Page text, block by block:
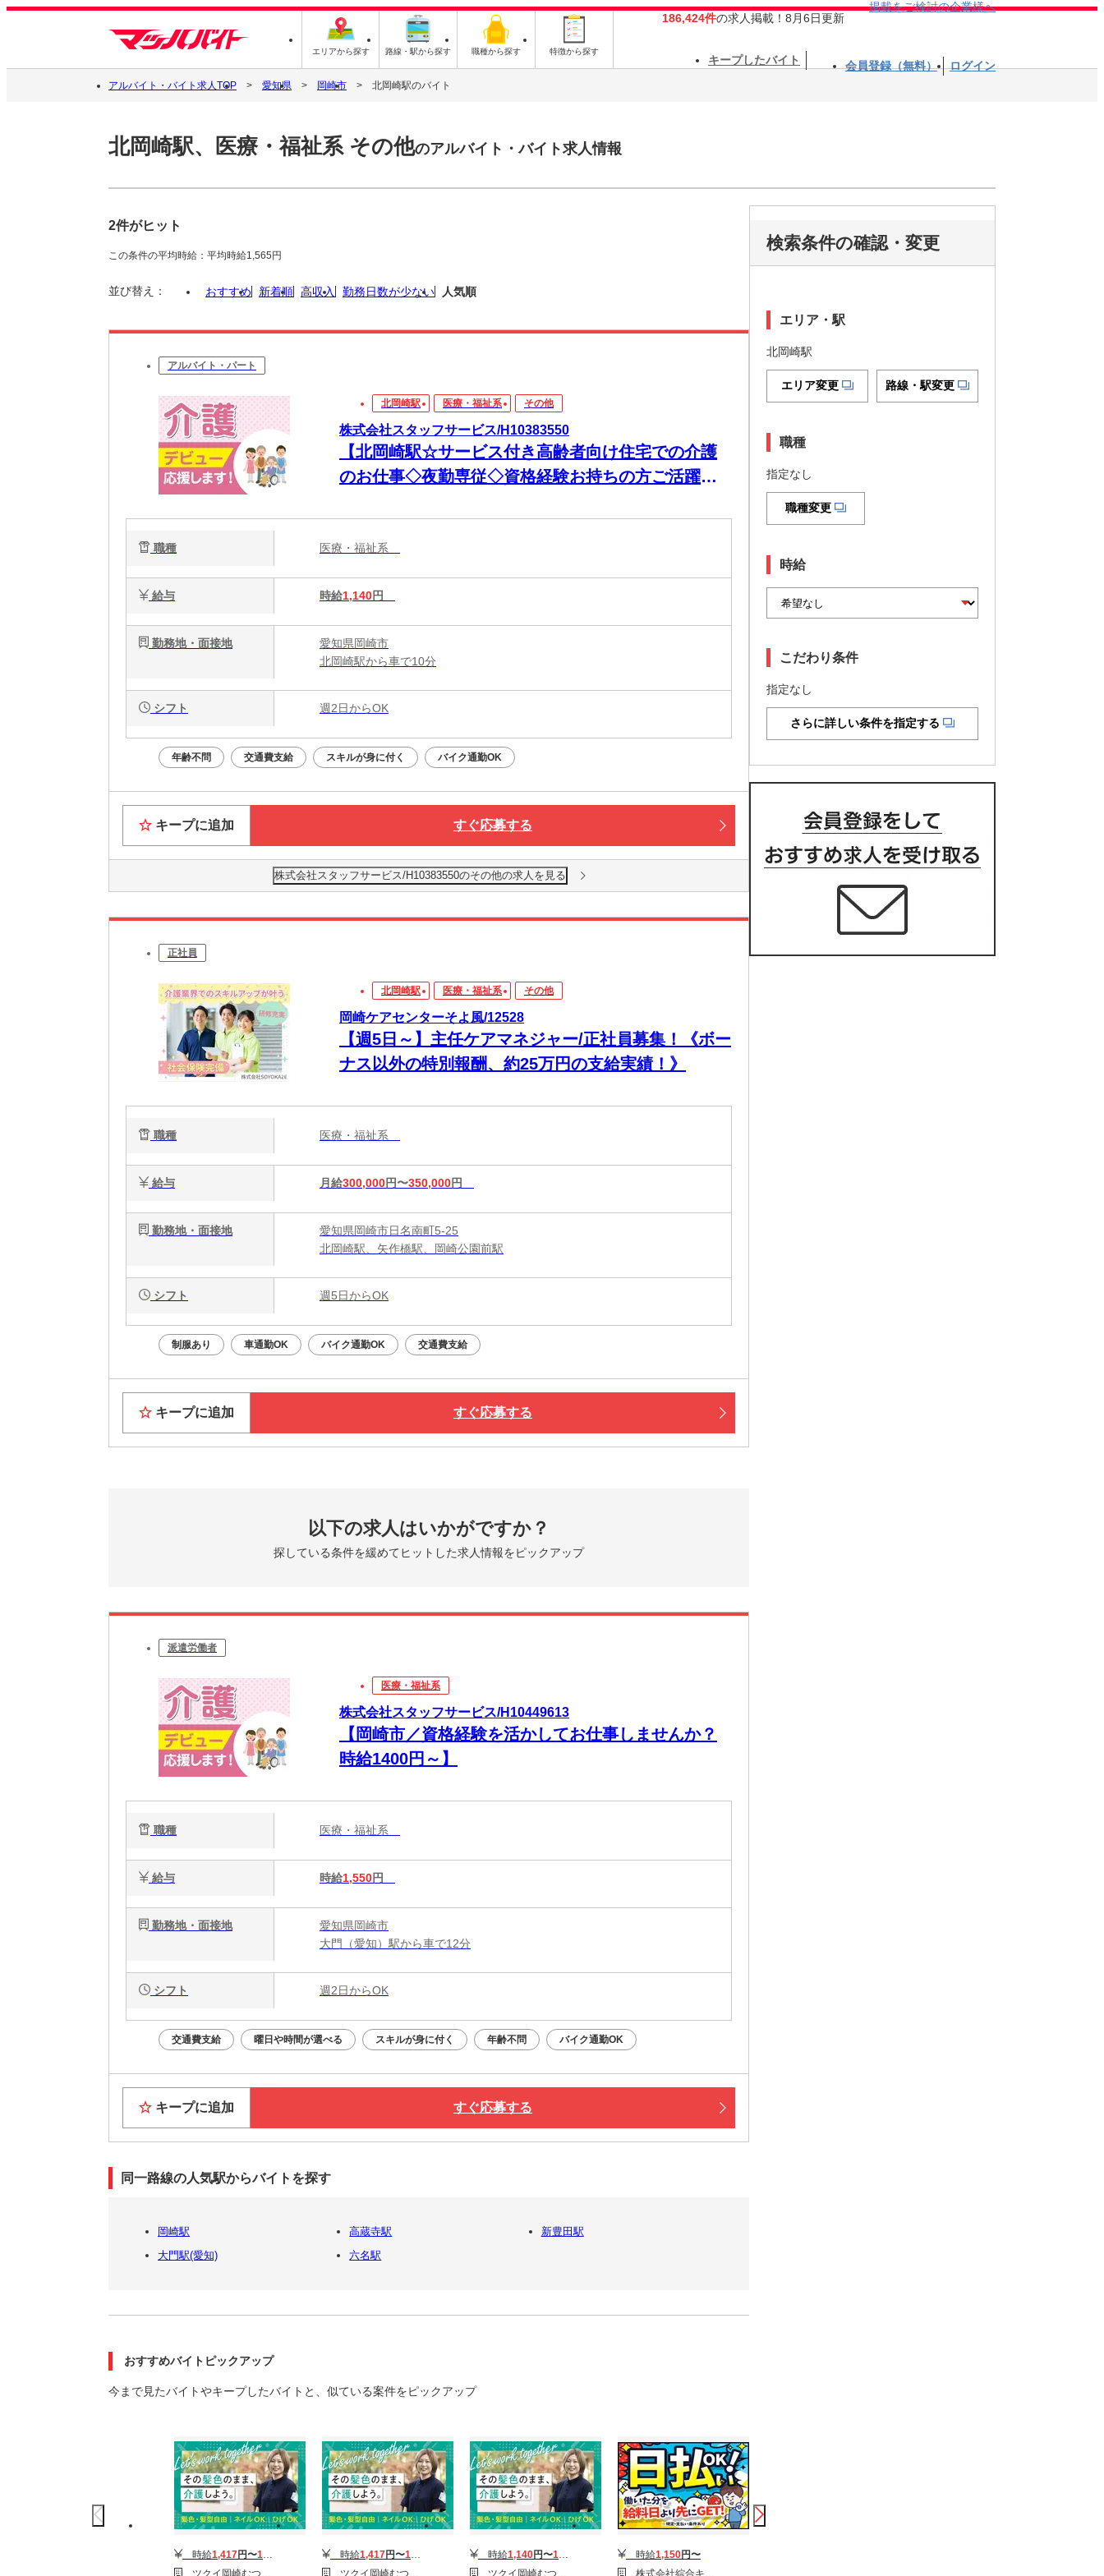
エリアから探す 路線・駅から探す 職種から探す 特徴から探す
186,424件の求人掲載！8月6日更新
掲載をご検討の企業様へ
キープしたバイト 会員登録（無料） ログイン
アルバイト・バイト求人TOP 愛知県 岡崎市 北岡崎駅のバイト
北岡崎駅、医療・福祉系 その他のアルバイト・バイト求人情報
2件がヒット
この条件の平均時給：平均時給1,565円
並び替え： おすすめ 新着順 高収入 勤務日数が少ない 人気順
アルバイト・パート
北岡崎駅 医療・福祉系 その他
株式会社スタッフサービス/H10383550
【北岡崎駅☆サービス付き高齢者向け住宅での介護
のお仕事◇夜勤専従◇資格経験お持ちの方ご活躍い
職種 医療・福祉系
給与 時給1,140円
勤務地・面接地
愛知県岡崎市
北岡崎駅から車で10分
シフト 週2日からOK
年齢不問 交通費支給 スキルが身に付く バイク通勤OK
キープに追加 すぐ応募する
株式会社スタッフサービス/H10383550のその他の求人を見る
正社員
北岡崎駅 医療・福祉系 その他
岡崎ケアセンターそよ風/12528
【週5日～】主任ケアマネジャー/正社員募集！《ボー
ナス以外の特別報酬、約25万円の支給実績！》
職種 医療・福祉系
給与 月給300,000円〜350,000円
勤務地・面接地
愛知県岡崎市日名南町5-25
北岡崎駅、矢作橋駅、岡崎公園前駅
シフト 週5日からOK
制服あり 車通勤OK バイク通勤OK 交通費支給
キープに追加 すぐ応募する
以下の求人はいかがですか？
探している条件を緩めてヒットした求人情報をピックアップ
派遣労働者
医療・福祉系
株式会社スタッフサービス/H10449613
【岡崎市／資格経験を活かしてお仕事しませんか？
時給1400円～】
職種 医療・福祉系
給与 時給1,550円
勤務地・面接地
愛知県岡崎市
大門（愛知）駅から車で12分
シフト 週2日からOK
交通費支給 曜日や時間が選べる スキルが身に付く 年齢不問 バイク通勤OK
キープに追加 すぐ応募する
同一路線の人気駅からバイトを探す
岡崎駅 高蔵寺駅
新豊田駅
大門駅(愛知)
六名駅
おすすめバイトピックアップ
今まで見たバイトやキープしたバイトと、似ている案件をピックアップ
時給1,417円〜1,929
ツクイ岡崎むつな(デイサービス)
時給1,417円〜1,929
ツクイ岡崎むつな(デイサービス)
時給1,140円〜1,289
ツクイ岡崎むつな(デイサービス)
時給1,150円〜
株式会社綜合キャリアオプション(1314GH0803G54★13-N)
検索条件の確認・変更
エリア・駅
北岡崎駅
エリア変更 路線・駅変更
職種
指定なし
職種変更
時給
こだわり条件
指定なし
さらに詳しい条件を指定する